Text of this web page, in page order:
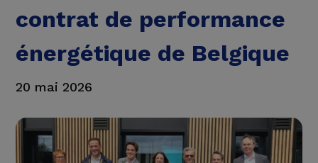
contrat de performance
énergétique de Belgique
20 mai 2026